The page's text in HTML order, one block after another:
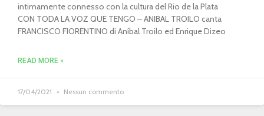
intimamente connesso con la cultura del Rio de la Plata
CON TODA LA VOZ QUE TENGO – ANIBAL TROILO canta
FRANCISCO FIORENTINO di Aníbal Troilo ed Enrique Dizeo
READ MORE »
17/04/2021 Nessun commento